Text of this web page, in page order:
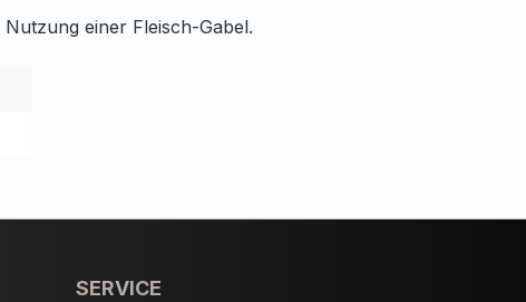
einer Fleisch-Gabel.
SERVICE